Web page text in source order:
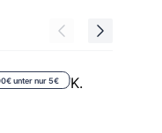
unter nur 5€